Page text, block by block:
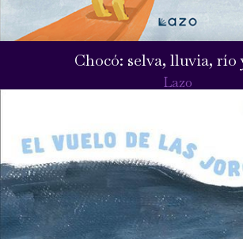
Chocó: selva, lluvia, río
Lazo